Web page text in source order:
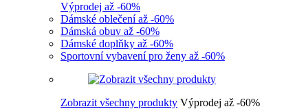
Výprodej až -60%
Dámské oblečení až -60%
Dámská obuv až -60%
Dámské doplňky až -60%
Sportovní vybavení pro ženy až -60%
Zobrazit všechny produkty Výprodej až -60%